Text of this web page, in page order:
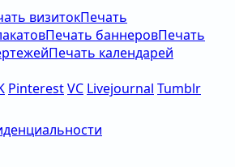
визитокПечать
Печать баннеровПечать
Печать календарей
PinterestVC Livejournal Tumblr